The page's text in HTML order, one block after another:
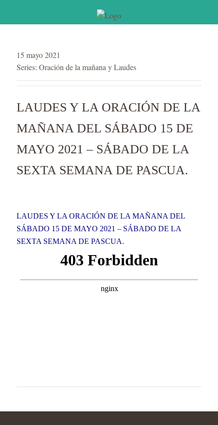
15 mayo 2021
Series: Oración de la mañana y Laudes
LAUDES Y LA ORACIÓN DE LA
MAÑANA DEL SÁBADO 15 DE
MAYO 2021 – SÁBADO DE LA
SEXTA SEMANA DE PASCUA.
LAUDES Y LA ORACIÓN DE LA MAÑANA DEL
SÁBADO 15 DE MAYO 2021 – SÁBADO DE LA
SEXTA SEMANA DE PASCUA.